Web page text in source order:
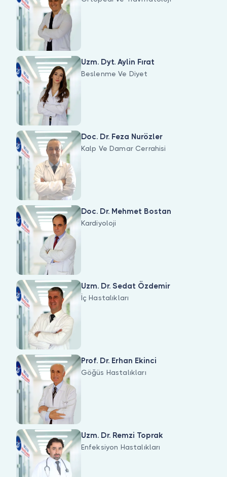
Uzm. Dyt. Aylin Fırat
Beslenme Ve Diyet
Doc. Dr. Feza Nurözler
Kalp Ve Damar Cerrahisi
Doc. Dr. Mehmet Bostan
Kardiyoloji
Uzm. Dr. Sedat Özdemir
İç Hastalıkları
Prof. Dr. Erhan Ekinci
Göğüs Hastalıkları
Uzm. Dr. Remzi Toprak
Enfeksiyon Hastalıkları